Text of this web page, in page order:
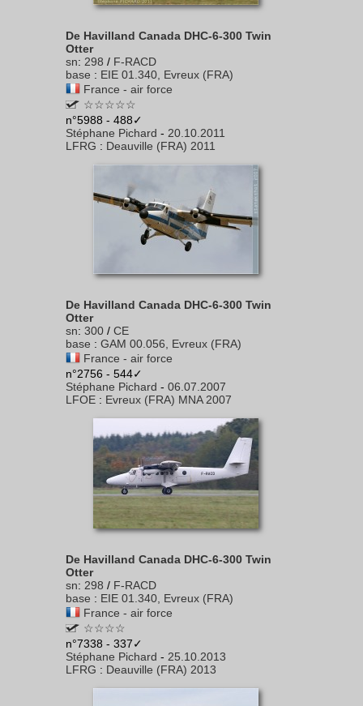
De Havilland Canada DHC-6-300 Twin
Otter
sn: 298 / F-RACD
base : EIE 01.340, Evreux (FRA)
France - air force
☆☆☆☆☆
n°5988 - 488✓
Stéphane Pichard - 20.10.2011
LFRG : Deauville (FRA) 2011
De Havilland Canada DHC-6-300 Twin
Otter
sn: 300 / CE
base : GAM 00.056, Evreux (FRA)
France - air force
n°2756 - 544✓
Stéphane Pichard - 06.07.2007
LFOE : Evreux (FRA) MNA 2007
De Havilland Canada DHC-6-300 Twin
Otter
sn: 298 / F-RACD
base : EIE 01.340, Evreux (FRA)
France - air force
☆☆☆☆
n°7338 - 337✓
Stéphane Pichard - 25.10.2013
LFRG : Deauville (FRA) 2013